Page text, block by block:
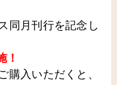
同月刊行を記念し
！
購入いただくと、